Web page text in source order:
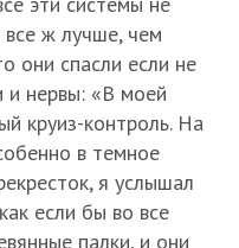
ж лучше, чем
они спасли если не
и нервы: «В моей
круиз-контроль. На
в темное
я услышал
если бы во все
палки, и они